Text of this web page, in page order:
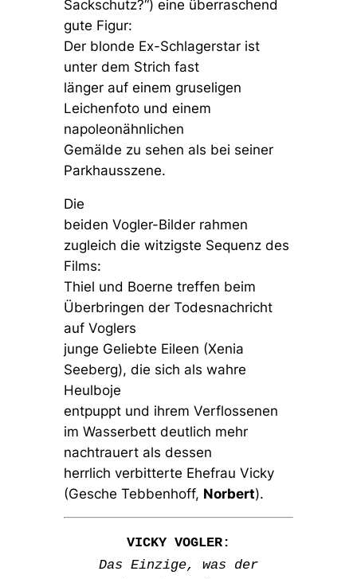
Sackschutz?“) eine überraschend
gute Figur:
Der blonde Ex-Schlagerstar ist
unter dem Strich fast
länger auf einem gruseligen
Leichenfoto und einem
napoleonähnlichen
Gemälde zu sehen als bei seiner
Parkhausszene.
Die
beiden Vogler-Bilder rahmen
zugleich die witzigste Sequenz des
Films:
Thiel und Boerne treffen beim
Überbringen der Todesnachricht
auf Voglers
junge Geliebte Eileen (Xenia
Seeberg), die sich als wahre
Heulboje
entpuppt und ihrem Verflossenen
im Wasserbett deutlich mehr
nachtrauert als dessen
herrlich verbitterte Ehefrau Vicky
(Gesche Tebbenhoff, Norbert).
VICKY VOGLER:
Das Einzige, was der